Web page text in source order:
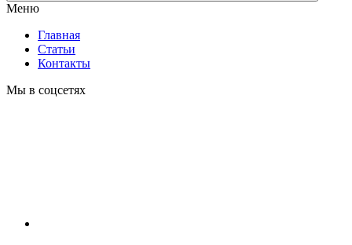
Меню
Главная
Статьи
Контакты
Мы в соцсетях